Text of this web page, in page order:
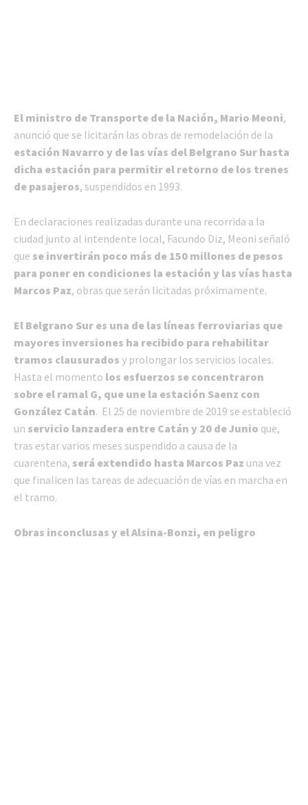
El ministro de Transporte de la Nación, Mario Meoni,
anunció que se licitarán las obras de remodelación de la
estación Navarro y de las vías del Belgrano Sur hasta
dicha estación para permitir el retorno de los trenes
de pasajeros, suspendidos en 1993.
En declaraciones realizadas durante una recorrida a la
ciudad junto al intendente local, Facundo Diz, Meoni señaló
que se invertirán poco más de 150 millones de pesos
para poner en condiciones la estación y las vías hasta
Marcos Paz, obras que serán licitadas próximamente.
El Belgrano Sur es una de las líneas ferroviarias que
mayores inversiones ha recibido para rehabilitar
tramos clausurados y prolongar los servicios locales.
Hasta el momento los esfuerzos se concentraron
sobre el ramal G, que une la estación Saenz con
González Catán. El 25 de noviembre de 2019 se estableció
un servicio lanzadera entre Catán y 20 de Junio que,
tras estar varios meses suspendido a causa de la
cuarentena, será extendido hasta Marcos Paz una vez
que finalicen las tareas de adecuación de vías en marcha en
el tramo.
Obras inconclusas y el Alsina-Bonzi, en peligro